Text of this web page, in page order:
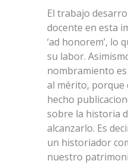
El trabajo
docente en esta
‘ad honorem’, lo
su labor.
nombramiento
al mérito, porque
hecho
sobre la historia
alcanzarlo. Es
un historiador
nuestro